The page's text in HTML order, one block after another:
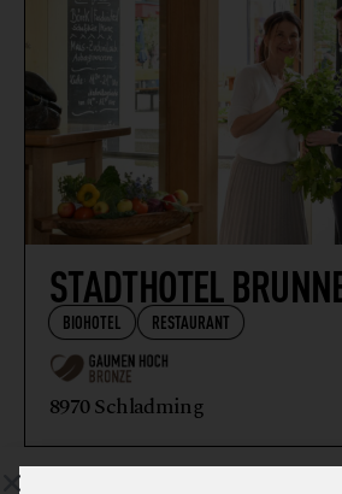
STADTHOTEL
BIOHOTEL RESTAURANT
8970 Schladming